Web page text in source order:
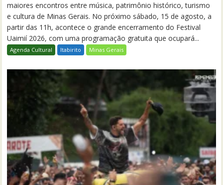
maiores encontros entre música, patrimônio histórico, turismo
e cultura de Minas Gerais. No próximo sábado, 15 de agosto, a
partir das 11h, acontece o grande encerramento do Festival
Uaimií 2026, com uma programação gratuita que ocupará...
Agenda Cultural Itabirito Minas Gerais